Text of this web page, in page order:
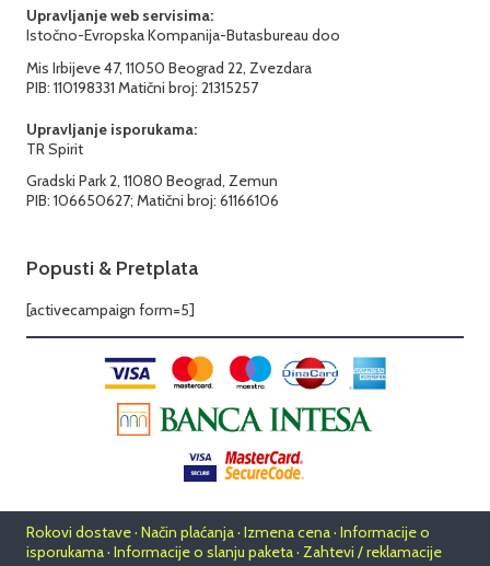
Upravljanje web servisima:
Istočno-Evropska Kompanija-Butasbureau doo
Mis Irbijeve 47, 11050 Beograd 22, Zvezdara
PIB: 110198331 Matični broj: 21315257
Upravljanje isporukama:
TR Spirit
Gradski Park 2, 11080 Beograd, Zemun
PIB: 106650627; Matični broj: 61166106
Popusti & Pretplata
[activecampaign form=5]
Rokovi dostave · Način plaćanja · Izmena cena · Informacije o
isporukama · Informacije o slanju paketa · Zahtevi / reklamacije